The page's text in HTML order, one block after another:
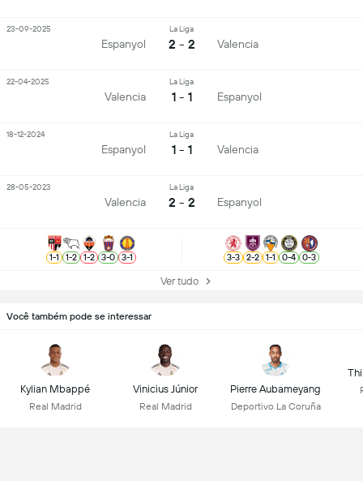
Espanyol
La Liga
2 - 2 Valencia
23-09-2025
Valencia
La Liga
1 - 1 Espanyol
22-04-2025
Espanyol
La Liga
1 - 1 Valencia
18-12-2024
Valencia
La Liga
2 - 2 Espanyol
28-05-2023
1-1 1-2 1-2 3-0 3-1 3-3 2-2 1-1 0-4 0-3
Ver tudo
Você também pode se interessar
Kylian Mbappé
Real Madrid
Vinicius Júnior
Real Madrid
Pierre Aubameyang
Deportivo La Coruña